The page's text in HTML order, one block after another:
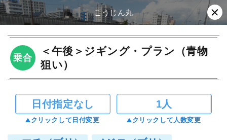
こうじん丸
乗合
＜午後＞ジギング・プラン（青物
狙い）
日付指定なし
クリックして日付変更
1人
クリックして人数変更